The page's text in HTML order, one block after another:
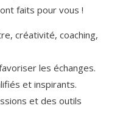
faits pour vous !
créativité, coaching,
les échanges.
et inspirants.
et des outils